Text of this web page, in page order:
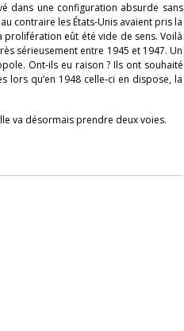
dans une configuration absurde sans
contraire les États-Unis avaient pris la
eût été vide de sens. Voilà
sérieusement entre 1945 et 1947. Un
Ont-ils eu raison ? Ils ont souhaité
lors qu’en 1948 celle-ci en dispose, la
va désormais prendre deux voies.